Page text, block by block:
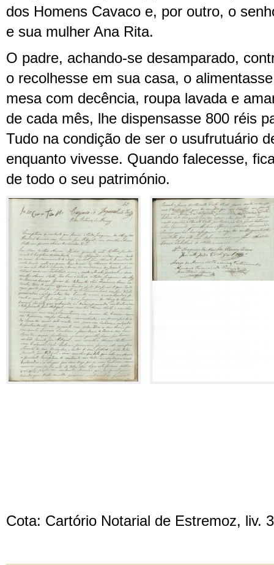
dos Homens Cavaco e, por outro, o
e sua mulher Ana Rita.
O padre, achando-se desamparado,
o recolhesse em sua casa, o
mesa com decência, roupa lavada e
de cada mês, lhe dispensasse 800 réis
Tudo na condição de ser o usufrutuário
enquanto vivesse. Quando falecesse,
de todo o seu património.
Cota: Cartório Notarial de Estremoz, liv.